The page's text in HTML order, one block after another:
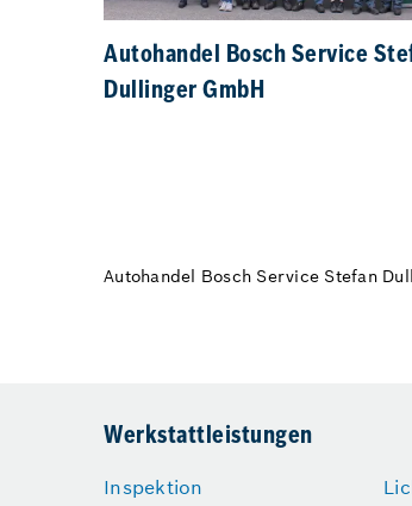
Autohandel Bosch Service
Dullinger GmbH
Autohandel Bosch Service Stefan
Werkstattleistungen
Inspektion